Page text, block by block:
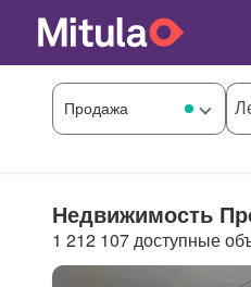
Недвижимость
1 212 107 доступные